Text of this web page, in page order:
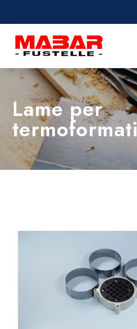
Lame per
termoformati